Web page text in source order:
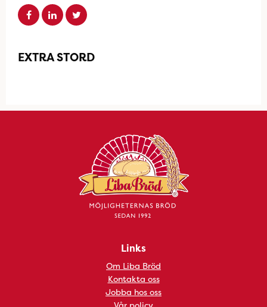
EXTRA STORD
Links
Om Liba Bröd
Kontakta oss
Jobba hos oss